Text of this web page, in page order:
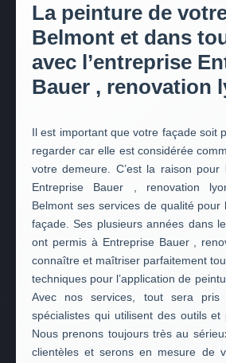
La peinture de
Belmont et dans
avec l’entreprise
Bauer , renovation
Il est important que votre façade soit
regarder car elle est considérée
votre demeure. C’est la raison pour
Entreprise Bauer , renovation
Belmont ses services de qualité
façade. Ses plusieurs années dans
ont permis à Entreprise Bauer ,
connaître et maîtriser parfaitement
techniques pour l’application de
Avec nos services, tout sera
spécialistes qui utilisent des outils et
Nous prenons toujours très au
clientèles et serons en mesure de